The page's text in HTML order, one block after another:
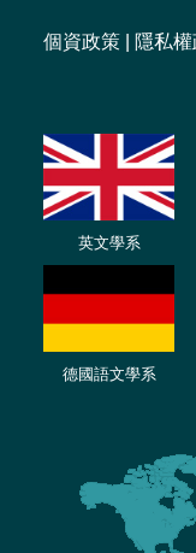
個資政策 隱私
英文學系
德國語文學系